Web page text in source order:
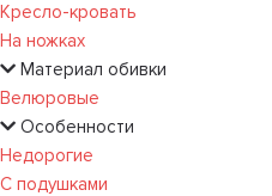
Кресло-кровать
На ножках
Материал обивки
Велюровые
Особенности
Недорогие
С подушками